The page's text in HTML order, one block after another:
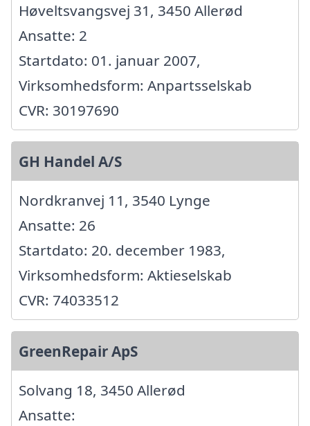
Høveltsvangsvej 31, 3450 Allerød
Ansatte: 2
Startdato: 01. januar 2007,
Virksomhedsform: Anpartsselskab
CVR: 30197690
GH Handel A/S
Nordkranvej 11, 3540 Lynge
Ansatte: 26
Startdato: 20. december 1983,
Virksomhedsform: Aktieselskab
CVR: 74033512
GreenRepair ApS
Solvang 18, 3450 Allerød
Ansatte: